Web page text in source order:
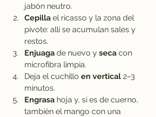
jabón neutro.
Cepilla el ricasso y la zona del
pivote: allí se acumulan sales y
restos.
Enjuaga de nuevo y seca con
microfibra limpia.
Deja el cuchillo en vertical 2–3
minutos.
Engrasa hoja y, si es de cuerno,
también el mango con una